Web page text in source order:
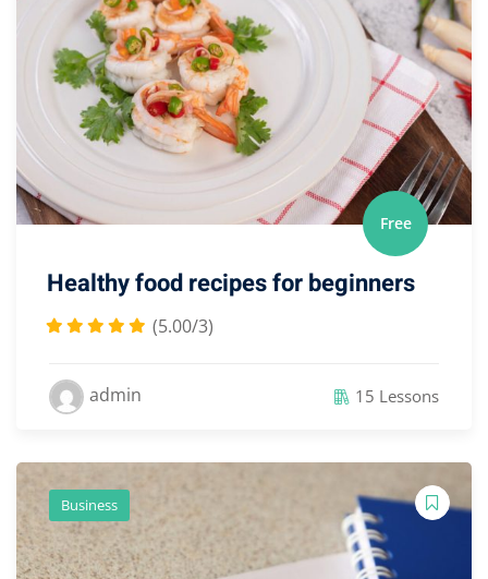
Free
Healthy food recipes for beginners
(5.00/3)
admin 15 Lessons
Business